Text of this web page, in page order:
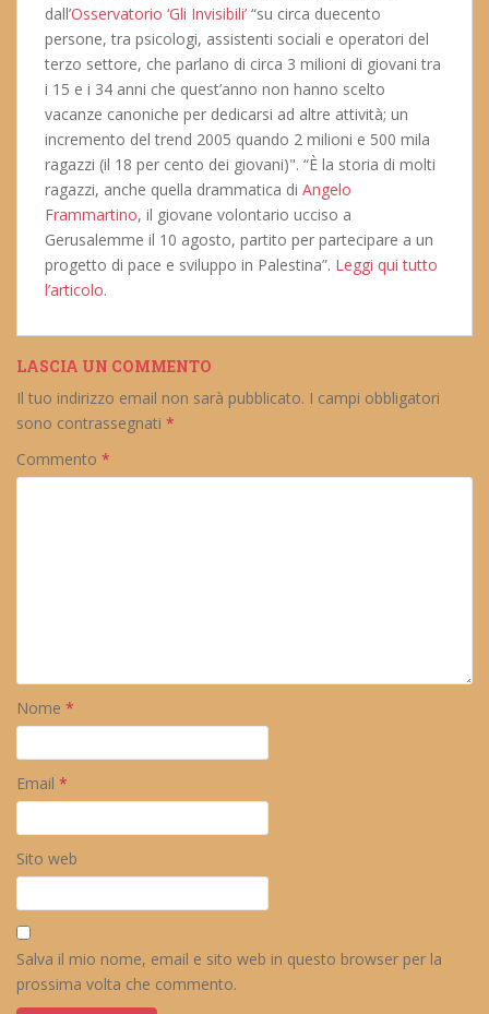
dall’Osservatorio ‘Gli Invisibili’ “su circa duecento
persone, tra psicologi, assistenti sociali e operatori del
terzo settore, che parlano di circa 3 milioni di giovani tra
i 15 e i 34 anni che quest’anno non hanno scelto
vacanze canoniche per dedicarsi ad altre attività; un
incremento del trend 2005 quando 2 milioni e 500 mila
ragazzi (il 18 per cento dei giovani)". “È la storia di molti
ragazzi, anche quella drammatica di Angelo
Frammartino, il giovane volontario ucciso a
Gerusalemme il 10 agosto, partito per partecipare a un
progetto di pace e sviluppo in Palestina”. Leggi qui tutto
l’articolo.
LASCIA UN COMMENTO
Il tuo indirizzo email non sarà pubblicato. I campi obbligatori
sono contrassegnati *
Commento *
Nome *
Email *
Sito web
Salva il mio nome, email e sito web in questo browser per la
prossima volta che commento.